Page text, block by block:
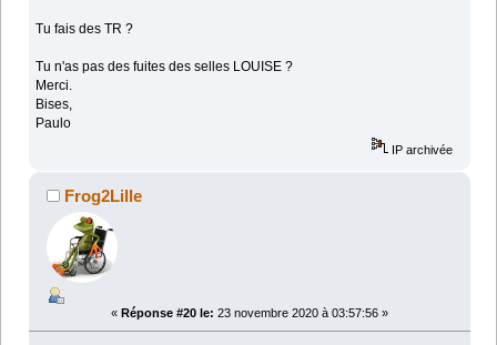
Tu fais des TR ?
Tu n'as pas des fuites des selles LOUISE ?
Merci.
Bises,
Paulo
IP archivée
Frog2Lille
« Réponse #20 le: 23 novembre 2020 à 03:57:56 »